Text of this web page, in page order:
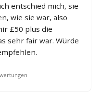
entschied mich, sie
wie sie war, also
£50 plus die
sehr fair war. Würde